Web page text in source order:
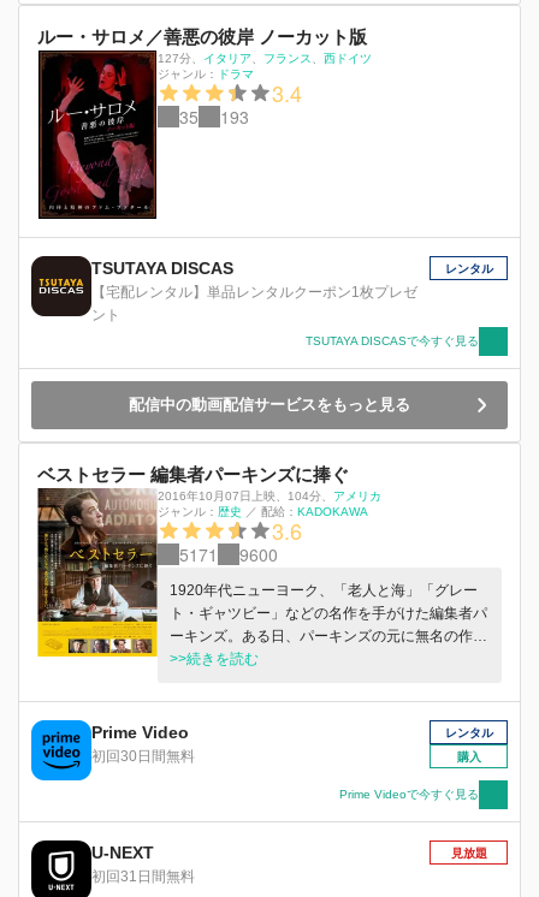
ルー・サロメ／善悪の彼岸 ノーカット版
127分 イタリア フランス
西ドイツ
ジャンル：
ドラマ
3.4
35 193
TSUTAYA DISCAS
【宅配レンタル】単品レンタルクーポン1枚プレゼ
ント
レンタル
TSUTAYA DISCASで今すぐ見る
配信中の動画配信サービスをもっと見る
ベストセラー 編集者パーキンズに捧ぐ
2016年10月07日上映 104分
アメリカ
ジャンル： 歴史 ／ 配給： KADOKAWA
3.6
5171 9600
1920年代ニューヨーク、「老人と海」「グレー
ト・ギャツビー」などの名作を手がけた編集者パ
ーキンズ。ある日、パーキンズの元に無名の作家
トマス・ウルフの原稿が持ち込まれる。彼の才能
く文章を生み出すウルフを支え、処女作「天使よ
故郷を見よ」をベストセラーに導く。 そして更
なる大作に取りかかるふたりは昼夜を問わず執筆
に没頭。 パーキンズは家庭を犠牲にし、ウルフ
の愛人アリーンはふたりの関係に嫉妬し胸を焦が
す。 やがて第二作は完成し、またも大ヒット。
その一方で、ウルフはパーキンズ無しでは作品を
書けないという悪評に怒り、二人の関係に暗雲が
立ち込める。 果たして、立場を超えて生まれた
>>続きを読む
Prime Video
初回30日間無料
レンタル
購入
Prime Videoで今すぐ見る
U-NEXT
初回31日間無料
見放題